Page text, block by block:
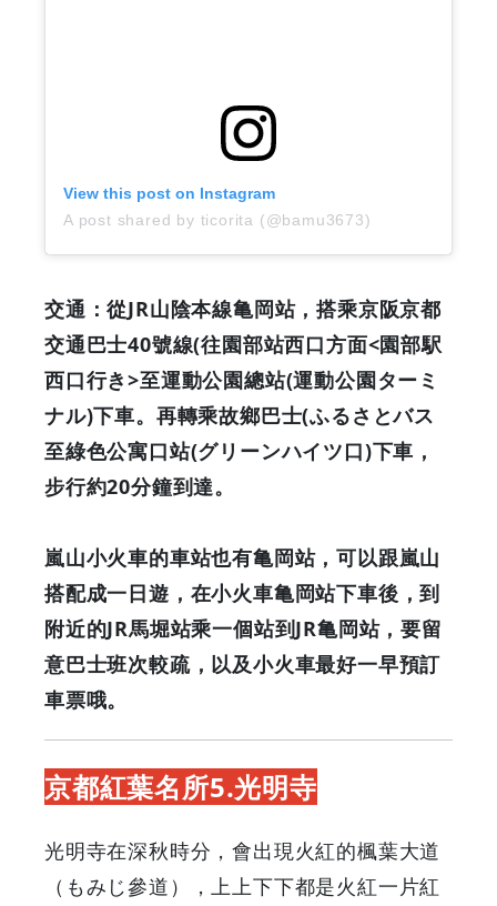
View this post on Instagram
A post shared by ticorita (@bamu3673)
交通：從JR山陰本線亀岡站，搭乘京阪京都
交通巴士40號線(往園部站西口方面<園部駅
西口行き>至運動公園總站(運動公園ターミ
ナル)下車。再轉乘故鄉巴士(ふるさとバス
至綠色公寓口站(グリーンハイツ口)下車，
步行約20分鐘到達。
嵐山小火車的車站也有亀岡站，可以跟嵐山
搭配成一日遊，在小火車亀岡站下車後，到
附近的JR馬堀站乘一個站到JR亀岡站，要留
意巴士班次較疏，以及小火車最好一早預訂
車票哦。
京都紅葉名所5.光明寺
光明寺在深秋時分，會出現火紅的楓葉大道
（もみじ參道），上上下下都是火紅一片紅